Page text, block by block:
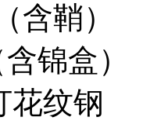
含鞘）
锦盒）
花纹钢